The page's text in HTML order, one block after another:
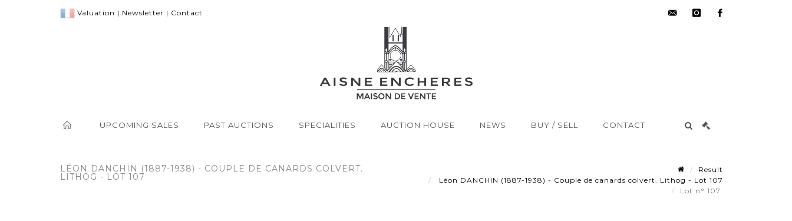
Valuation | Newsletter | Contact
UPCOMING SALES PAST AUCTIONS SPECIALITIES AUCTION HOUSE NEWS BUY / SELL CONTACT
LÉON DANCHIN (1887-1938) - COUPLE DE CANARDS COLVERT.
LITHOG - LOT 107
Result
Léon DANCHIN (1887-1938) - Couple de canards colvert. Lithog - Lot 107
Lot n° 107